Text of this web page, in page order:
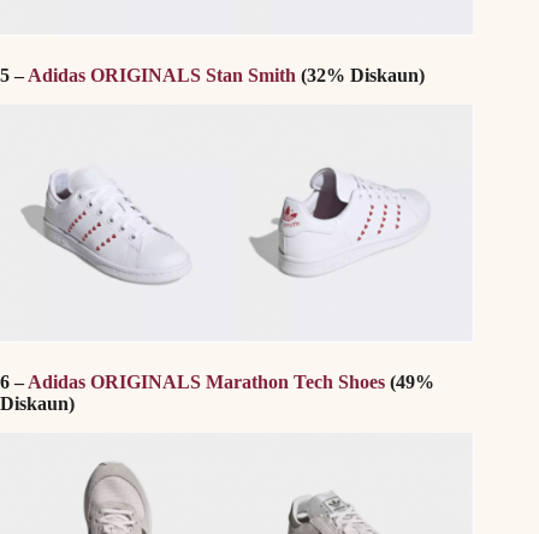
5 –Adidas ORIGINALS Stan Smith (32% Diskaun)
6 –Adidas ORIGINALS Marathon Tech Shoes (49%
Diskaun)